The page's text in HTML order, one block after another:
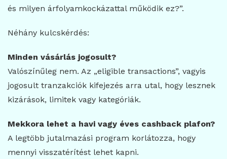
és milyen árfolyamkockázattal működik ez?”.
Néhány kulcskérdés:
Minden vásárlás jogosult?
Valószínűleg nem. Az „eligible transactions”, vagyis
jogosult tranzakciók kifejezés arra utal, hogy lesznek
kizárások, limitek vagy kategóriák.
Mekkora lehet a havi vagy éves cashback plafon?
A legtöbb jutalmazási program korlátozza, hogy
mennyi visszatérítést lehet kapni.